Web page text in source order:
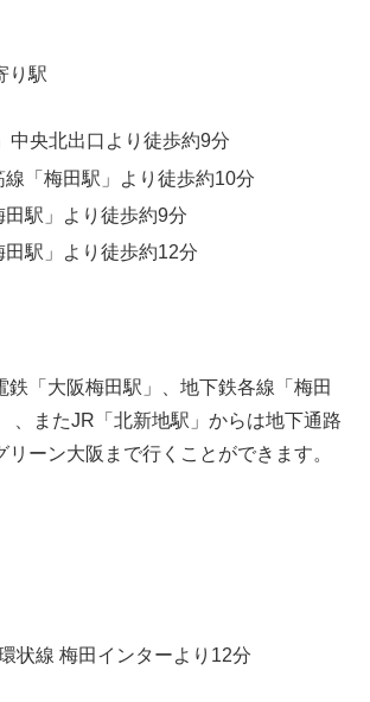
り駅
中央北出口より徒歩約9分
線「梅田駅」より徒歩約10分
田駅」より徒歩約9分
田駅」より徒歩約12分
「大阪梅田駅」、 地下鉄各線 「梅田
、またJR「北新地駅」 からは地下通路
リーン大阪まで行くことができます。
状線 梅田インターより12分